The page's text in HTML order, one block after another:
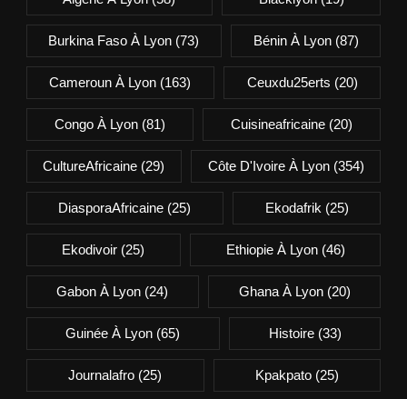
Burkina Faso À Lyon (73) Bénin À Lyon(87)
Cameroun À Lyon (163) Ceuxdu25erts (20)
Congo À Lyon(81) Cuisineafricaine (20)
CultureAfricaine (29) Côte D'Ivoire À Lyon(354)
DiasporaAfricaine (25) Ekodafrik (25)
Ekodivoir (25) Ethiopie À Lyon(46)
Gabon À Lyon (24) Ghana À Lyon(20)
Guinée À Lyon (65) Histoire(33)
Journalafro (25) Kpakpato(25)